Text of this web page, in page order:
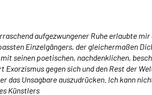
aufgezwungener Ruhe erlaubte
Einzelgängers, der gleichermaßen
mit seinen poetischen, nachdenklichen,
Exorzismus gegen sich und den Rest der
das Unsagbare auszudrücken. Ich kann
Künstlers